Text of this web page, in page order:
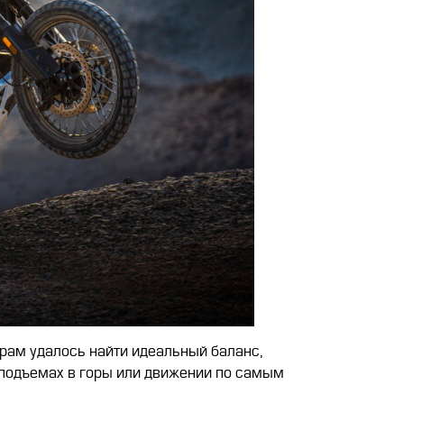
удалось найти идеальный баланс,
в горы или движении по самым